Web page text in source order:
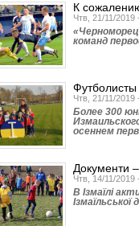
К
Чтв, 21/11/2019
команд
Футболисты
Чтв, 21/11/2019
Более 300
осеннем перв
Документи
Чтв, 14/11/2019
В Ізмаїлі